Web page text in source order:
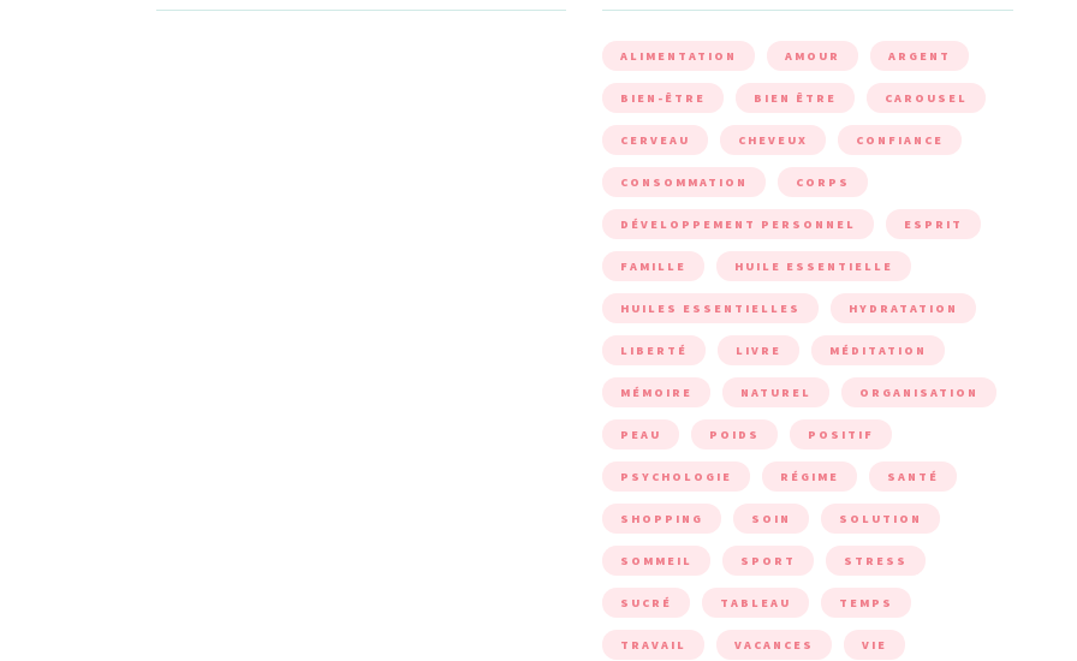
ALIMENTATION AMOUR ARGENT
BIEN-ÊTRE BIEN ÊTRE CAROUSEL
CERVEAU CHEVEUX CONFIANCE
CONSOMMATION CORPS
DÉVELOPPEMENT PERSONNEL ESPRIT
FAMILLE HUILE ESSENTIELLE
HUILES ESSENTIELLES HYDRATATION
LIBERTÉ LIVRE MÉDITATION
MÉMOIRE NATUREL ORGANISATION
PEAU POIDS POSITIF
PSYCHOLOGIE RÉGIME SANTÉ
SHOPPING SOIN SOLUTION
SOMMEIL SPORT STRESS
SUCRÉ TABLEAU TEMPS
TRAVAIL VACANCES VIE